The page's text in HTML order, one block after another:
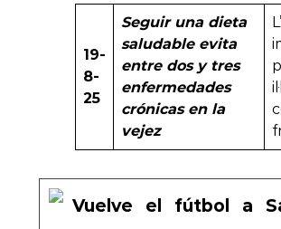
19-
8-
25
Seguir una dieta
saludable evita
entre dos y tres
enfermedades
crónicas en la
vejez
Vuelve el fútbol a